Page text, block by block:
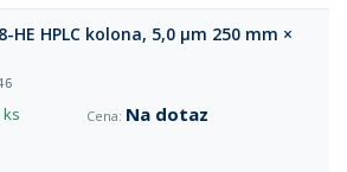
HE HPLC kolona, 5,0 µm 250 mm ×
ks
Na dotaz